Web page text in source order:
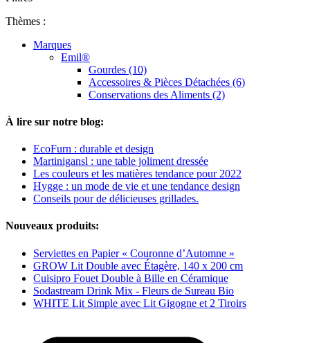
Thèmes :
Marques
Emil®
Gourdes (10)
Accessoires & Pièces Détachées (6)
Conservations des Aliments (2)
À lire sur notre blog:
EcoFurn : durable et design
Martinigansl : une table joliment dressée
Les couleurs et les matières tendance pour 2022
Hygge : un mode de vie et une tendance design
Conseils pour de délicieuses grillades.
Nouveaux produits:
Serviettes en Papier « Couronne d’Automne »
GROW Lit Double avec Étagère, 140 x 200 cm
Cuisipro Fouet Double à Bille en Céramique
Sodastream Drink Mix - Fleurs de Sureau Bio
WHITE Lit Simple avec Lit Gigogne et 2 Tiroirs